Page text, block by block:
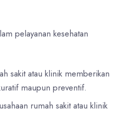
pelayanan kesehatan
sakit atau klinik memberikan
maupun preventif.
rumah sakit atau klinik